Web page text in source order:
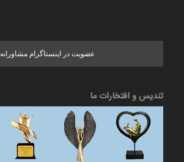
عضویت در اینستاگرام مشاورانه
تندیس و افتخارات ما